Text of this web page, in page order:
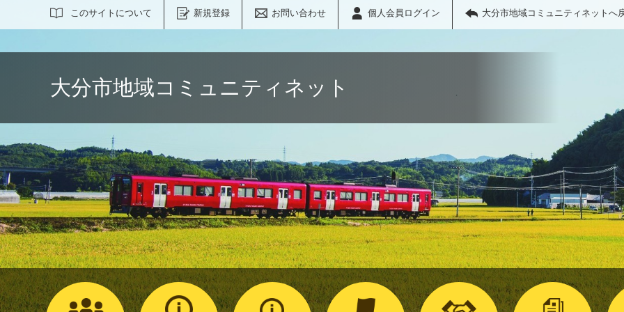
このサイトについて 新規登録 お問い合わせ 個人会員ログイン 大分市地域コミュニティネットへ
サイト内検索
大分市地域コミュニティネット